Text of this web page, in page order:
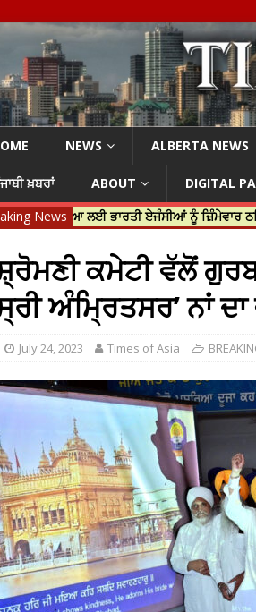
NEWS ALBERTA NEWS
ਖ਼ਬਰਾਂ ABOUT
DIGITAL
News
ਲਈ ਭਾਰਤੀ ਏਜੰਸੀਆਂ ਨੂੰ ਜ਼ਿੰਮੇਵਾਰ ਠਹਿਰਾਇਆ
ਕਮੇਟੀ ਵੱਲੋਂ
ਅੰਮ੍ਰਿਤਸਰ’ ਨਾਂ
July 24, 2023 Times of Asia